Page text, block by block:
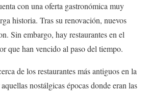
con una oferta gastronómica muy
historia. Tras su renovación, nuevos
Sin embargo, hay restaurantes en el
que han vencido al paso del tiempo.
de los restaurantes más antiguos en la
nostálgicas épocas donde eran las